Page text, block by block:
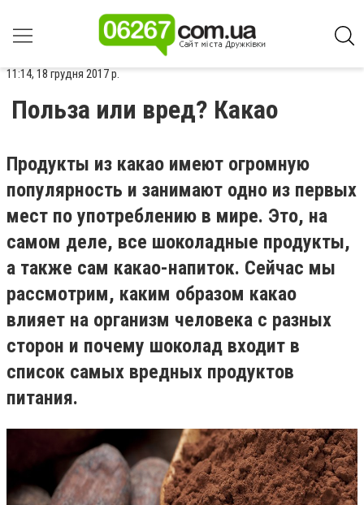
11:14, 18 грудня 2017 р.
Польза или вред? Какао
Продукты из какао имеют огромную
популярность и занимают одно из первых
мест по употреблению в мире. Это, на
самом деле, все шоколадные продукты,
а также сам какао-напиток. Сейчас мы
рассмотрим, каким образом какао
влияет на организм человека с разных
сторон и почему шоколад входит в
список самых вредных продуктов
питания.